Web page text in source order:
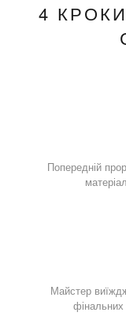
4
Попередній
Майстер
фінальних